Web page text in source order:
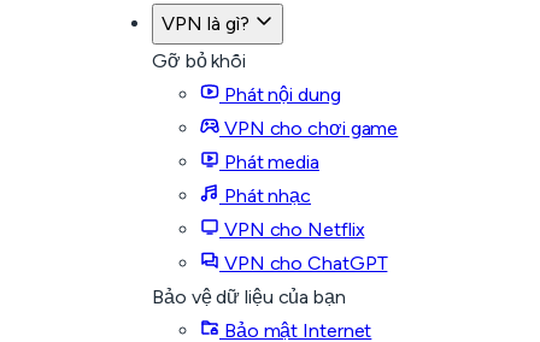
VPN là gì?
Gỡ bỏ khối
Phát nội dung
VPN cho chơi game
Phát media
Phát nhạc
VPN cho Netflix
VPN cho ChatGPT
Bảo vệ dữ liệu của bạn
Bảo mật Internet